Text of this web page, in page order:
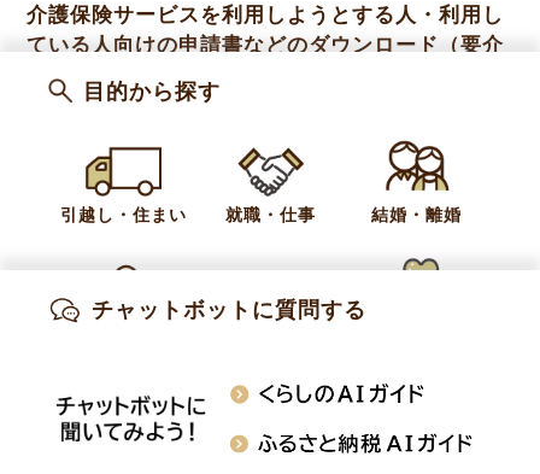
介護保険サービスを利用しようとする人・利用し
ている人向けの申請書などのダウンロード（要介
護認定・サービス利用料等の軽減・特定福祉用具
の購入・住宅改修等）
2020年3月6日
介護保険在宅サービス利用料の助成（町福祉基金
2020年3月6日
知りたい情報を検索
目的から探す
引越し・住まい 就職・仕事 結婚・離婚
チャットボットに質問する